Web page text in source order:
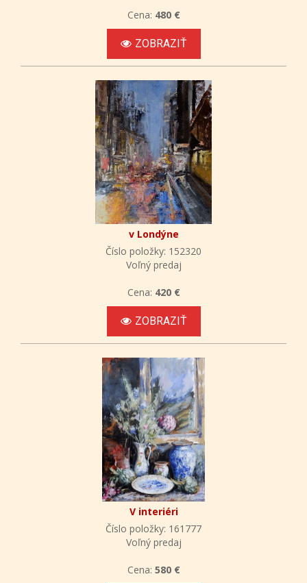
Cena: 480 €
ZOBRAZIŤ
v Londýne
Číslo položky: 152320
Voľný predaj
Cena: 420 €
ZOBRAZIŤ
V interiéri
Číslo položky: 161777
Voľný predaj
Cena: 580 €